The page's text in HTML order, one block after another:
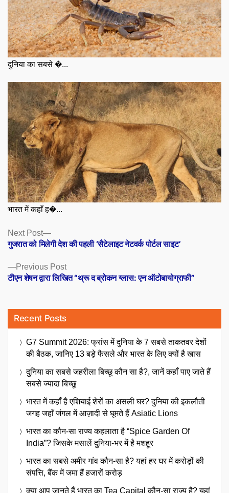
दुनिया का सबसे �...
भारत में कहाँ ह�...
Posts
navigation
Previous PostPrevious
post:
टीएन शेषन द्वारा लिखित “थ्रू द ब्रोकन ग्लास: एन ऑटोबायोग्राफी”
Next Post
Next
post:
गुजरात को मिलेगी देश की पहली ‘सैटेलाइट नेटवर्क पोर्टल साइट’
Recent Posts
G7 Summit 2026: फ्रांस में दुनिया के 7 सबसे ताकतवर देशों
की बैठक, जानिए 13 बड़े फैसले और भारत के लिए क्यों है खास
दुनिया का सबसे जहरीला बिच्छू कौन सा है?, जानें कहाँ पाए जाते हैं
सबसे ज्यादा बिच्छू
भारत में कहाँ है एशियाई शेरों का असली घर? दुनिया की इकलौती
जगह जहाँ जंगल में आज़ादी से घूमते हैं Asiatic Lions
भारत का कौन-सा राज्य कहलाता है “Spice Garden Of
India”? जिसके मसालें दुनिया-भर में है मशहूर
भारत का सबसे अमीर गांव कौन-सा है? यहां हर घर में करोड़ों की
संपत्ति, बैंक में जमा हैं हजारों करोड़
क्या आप जानते हैं भारत का Tea Capital कौन-सा राज्य है? यहां